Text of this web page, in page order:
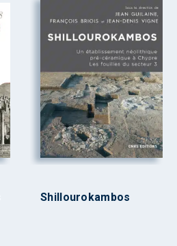
Shillourokambos